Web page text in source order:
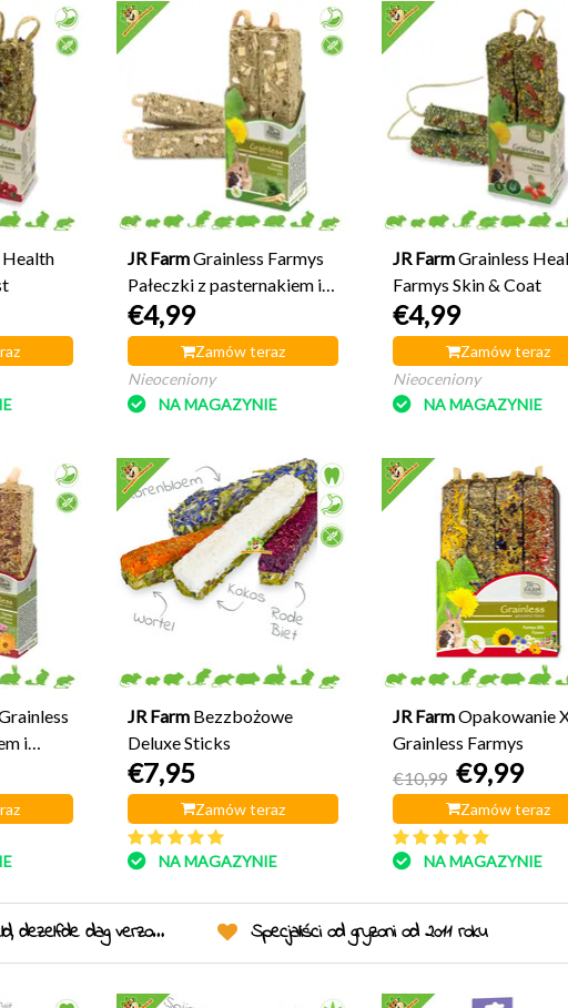
Health
JR FarmGrainless Farmys
Pałeczki z pasternakiem i
koperkiem
€4,99
Zamów teraz
Nieoceniony
NA MAGAZYNIE
JR FarmGrainless
Farmys Skin & Coat
€4,99
Zamów teraz
Nieoceniony
NA MAGAZYNIE
i
JR Farm Bezzbożowe
Deluxe Sticks
€7,95
Zamów teraz
NA MAGAZYNIE
JR FarmOpakowanie
Grainless Farmys
€10,99 €9,99
Zamów teraz
NA MAGAZYNIE
dag verzonden! Specjaliści od gryzoni od 2011 roku